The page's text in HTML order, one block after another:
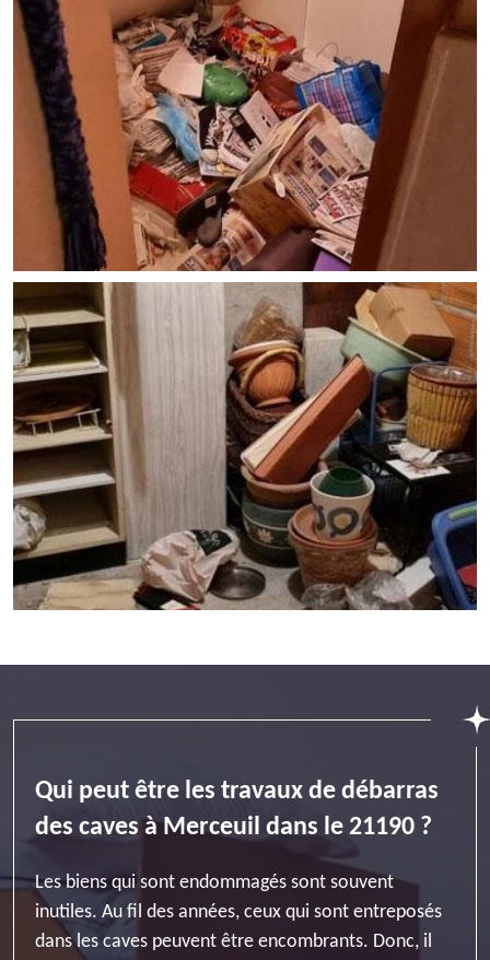
Qui peut être les travaux de débarras
des caves à Merceuil dans le 21190 ?
Les biens qui sont endommagés sont souvent
inutiles. Au fil des années, ceux qui sont entreposés
dans les caves peuvent être encombrants. Donc, il